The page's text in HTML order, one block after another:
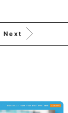
Next